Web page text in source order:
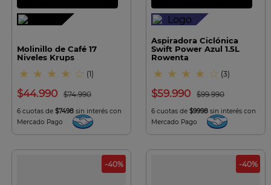
Molinillo de Café 17
Niveles Krups
★ ★ ★ ★ ☆ (1)
$74.990
$44.990
6 cuotas de $7498 sin interés con
Mercado Pago
Aspiradora Ciclónica
Swift Power Azul 1.5L
Rowenta
★ ★ ★ ★ ☆ (3)
$99.990
$59.990
6 cuotas de $9998 sin interés con
Mercado Pago
-40% -40%